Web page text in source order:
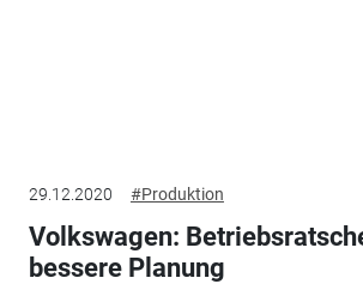
29.12.2020 #Produktion
Volkswagen:
bessere Planung